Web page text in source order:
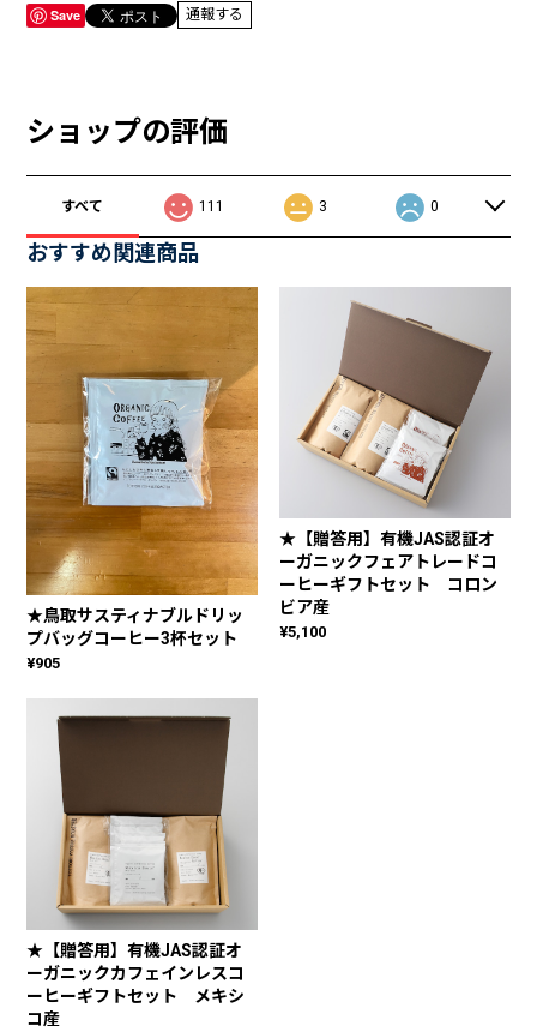
Save 通報する
ショップの評価
すべて 111 3 0
おすすめ関連商品
★鳥取サスティナブルドリッ
プバッグコーヒー3杯セット
¥905
★【贈答用】有機JAS認証オ
ーガニックフェアトレードコ
ーヒーギフトセット コロン
ビア産
¥5,100
★【贈答用】有機JAS認証オ
ーガニックカフェインレスコ
ーヒーギフトセット メキシ
コ産